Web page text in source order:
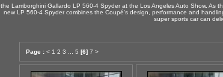
the Lamborghini Gallardo LP 560-4 Spyder at the Los Angeles Auto Show. As
new LP 560-4 Spyder combines the Coupé's design, performance and
super sports car can
Page : < 1 2 3 5 [6] 7 >